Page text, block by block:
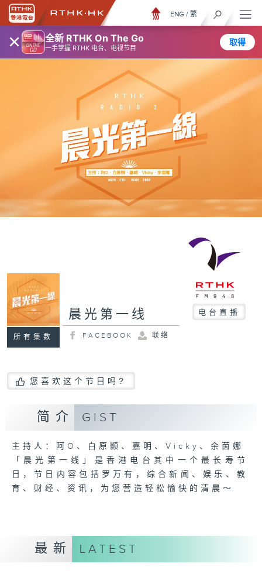
× 全新 RTHK On The Go
一手掌握 RTHK 电台、电视节目
取得
ENG / 繁
所有集数
晨光第一线 电台直播
FACEBOOK 联络
您喜欢这个节目吗?
简介 GIST
主持人：阿O、白原颢、嘉明、Vicky、余茵娜
「晨光第一线」是香港电台其中一个最长寿节
日，节日内容包括罗万有，综合新闻、娱乐、教
育、财经、资讯，为您营造轻松愉快的清晨～
最新 LATEST